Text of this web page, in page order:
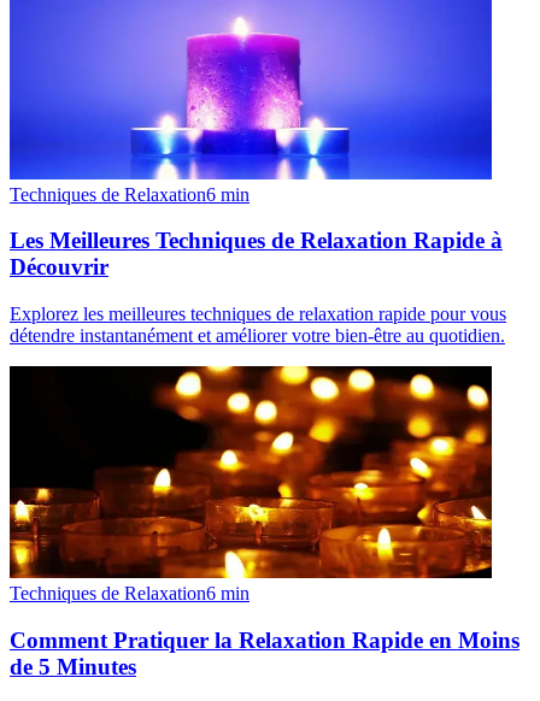
Techniques de Relaxation6 min
Les Meilleures Techniques de Relaxation Rapide à
Découvrir
Explorez les meilleures techniques de relaxation rapide pour vous
détendre instantanément et améliorer votre bien-être au quotidien.
Techniques de Relaxation6 min
Comment Pratiquer la Relaxation Rapide en Moins
de 5 Minutes